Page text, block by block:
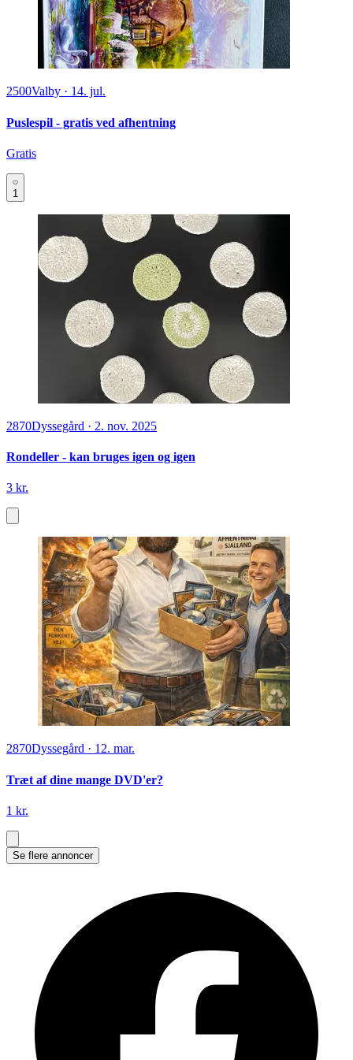
2500Valby · 14. jul.
Puslespil - gratis ved afhentning
Gratis
1
2870Dyssegård · 2. nov. 2025
Rondeller - kan bruges igen og igen
3 kr.
2870Dyssegård · 12. mar.
Træt af dine mange DVD'er?
1 kr.
Se flere annoncer